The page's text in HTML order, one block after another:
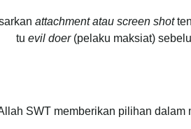
attachment atau screen shot
tu evil doer(pelaku maksiat)
SWT memberikan pilihan dalam